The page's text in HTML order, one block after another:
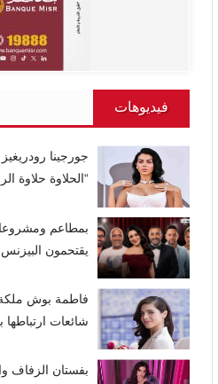
فيديوهات
جورجينا
“الحلاوة حلاوة
بمطاعم
يقتحمون البيزنس
فاطمة بوش ملكة
شائعات ارتباطها
بفستان الزفاف